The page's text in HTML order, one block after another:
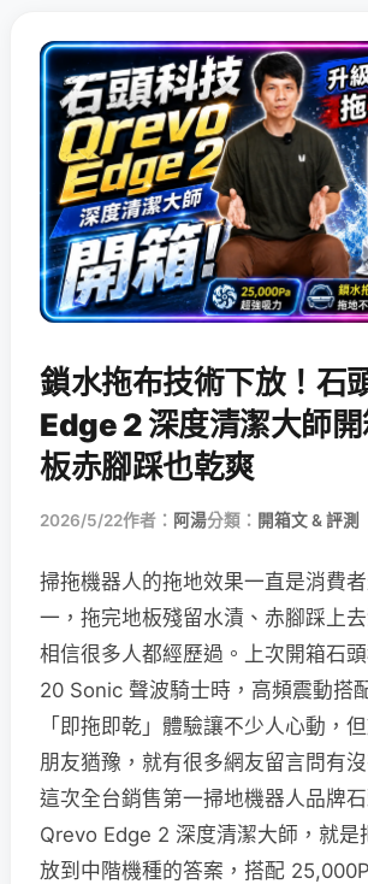
鎖水拖布技術下放！石
Edge 2 深度清潔大師
板赤腳踩也乾爽
2026/5/22作者： 阿湯分類： 開箱文 & 評測
掃拖機器人的拖地效果一直是消費
一，拖完地板殘留水漬、赤腳踩上
相信很多人都經歷過。上次開箱石
20 Sonic 聲波騎士時，高頻震動搭
「即拖即乾」體驗讓不少人心動，
朋友猶豫，就有很多網友留言問有
這次全台銷售第一掃地機器人品牌
Qrevo Edge 2 深度清潔大師，就是
放到中階機種的答案，搭配